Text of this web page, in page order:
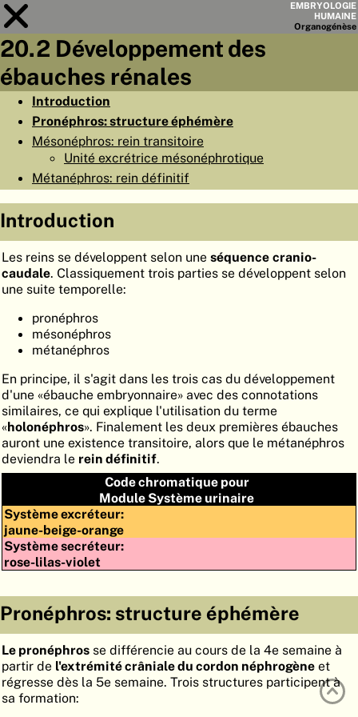
EMBRYOLOGIE
HUMAINE
Organogénèse
LISTE DES CHAPITRES
◀PAGES▶
ACCUEIL
ATLASEMBRYOLOGY
RECHERCHER
AIDE
20.2 Développement des
ébauches rénales
Introduction
Pronéphros: structure éphémère
Mésonéphros: rein transitoire
Unité excrétrice mésonéphrotique
Métanéphros: rein définitif
Introduction
Les reins se développent selon une séquence cranio-
caudale. Classiquement trois parties se développent selon
une suite temporelle:
pronéphros
mésonéphros
métanéphros
En principe, il s'agit dans les trois cas du développement
d'une «ébauche embryonnaire» avec des connotations
similaires, ce qui explique l'utilisation du terme
«holonéphros». Finalement les deux premières ébauches
auront une existence transitoire, alors que le métanéphros
deviendra le rein définitif.
Code chromatique pour
Module Système urinaire
Système excréteur:
jaune-beige-orange
Système secréteur:
rose-lilas-violet
Pronéphros: structure éphémère
Le pronéphros se différencie au cours de la 4e semaine à
partir de l'extrémité crâniale du cordon néphrogène et
régresse dès la 5e semaine. Trois structures participent à
sa formation: